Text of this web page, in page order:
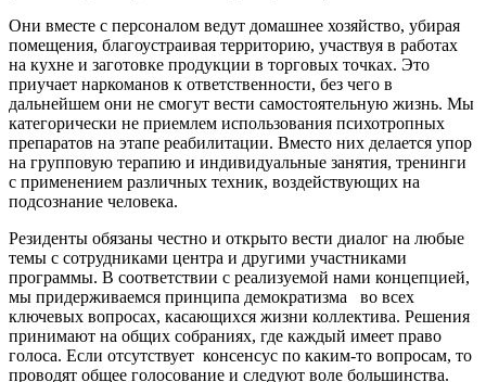
Они вместе с персоналом ведут домашнее хозяйство, убирая
помещения, благоустраивая территорию, участвуя в работах
на кухне и заготовке продукции в торговых точках. Это
приучает наркоманов к ответственности, без чего в
дальнейшем они не смогут вести самостоятельную жизнь. Мы
категорически не приемлем использования психотропных
препаратов на этапе реабилитации. Вместо них делается упор
на групповую терапию и индивидуальные занятия, тренинги
с применением различных техник, воздействующих на
подсознание человека.
Резиденты обязаны честно и открыто вести диалог на любые
темы с сотрудниками центра и другими участниками
программы. В соответствии с реализуемой нами концепцией,
мы придерживаемся принципа демократизма
во всех
ключевых вопросах, касающихся жизни коллектива. Решения
принимают на общих собраниях, где каждый имеет право
голоса. Если отсутствует консенсус по каким-то вопросам, то
проводят общее голосование и следуют воле большинства.